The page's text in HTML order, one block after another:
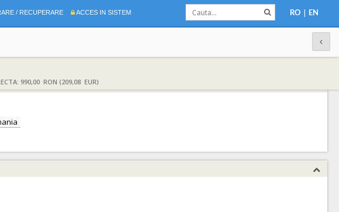
/ RECUPERARE ACCES IN SISTEM RO | EN
990,00 RON (209,08 EUR)